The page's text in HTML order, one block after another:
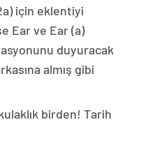
için eklentiyi
Ear ve Ear (a)
duyuracak
almış gibi
birden! Tarih